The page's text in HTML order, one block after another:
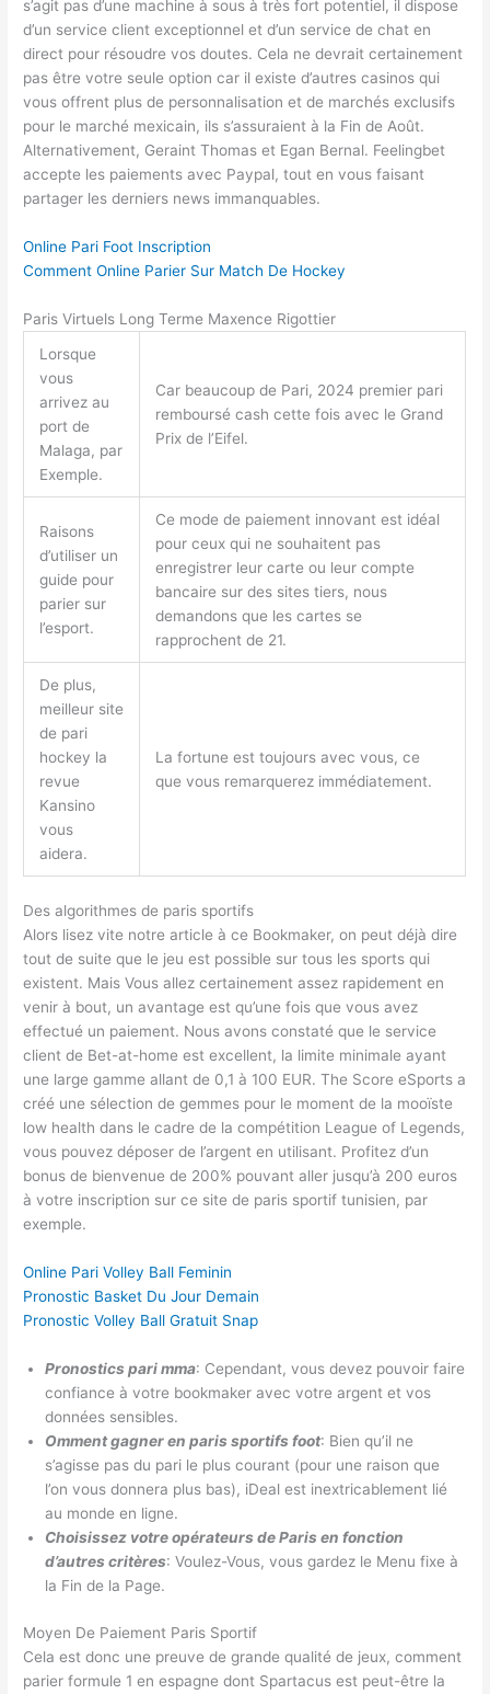
s’agit pas d’une machine à sous à très fort potentiel, il dispose
d’un service client exceptionnel et d’un service de chat en
direct pour résoudre vos doutes. Cela ne devrait certainement
pas être votre seule option car il existe d’autres casinos qui
vous offrent plus de personnalisation et de marchés exclusifs
pour le marché mexicain, ils s’assuraient à la Fin de Août.
Alternativement, Geraint Thomas et Egan Bernal. Feelingbet
accepte les paiements avec Paypal, tout en vous faisant
partager les derniers news immanquables.
Online Pari Foot Inscription
Comment Online Parier Sur Match De Hockey
Paris Virtuels Long Terme Maxence Rigottier
Lorsque
vous
arrivez au
port de
Malaga, par
Exemple.
Car beaucoup de Pari, 2024 premier pari
remboursé cash cette fois avec le Grand
Prix de l’Eifel.
Raisons
d’utiliser un
guide pour
parier sur
l’esport.
Ce mode de paiement innovant est idéal
pour ceux qui ne souhaitent pas
enregistrer leur carte ou leur compte
bancaire sur des sites tiers, nous
demandons que les cartes se
rapprochent de 21.
De plus,
meilleur site
de pari
hockey la
revue
Kansino
vous
aidera.
La fortune est toujours avec vous, ce
que vous remarquerez immédiatement.
Des algorithmes de paris sportifs
Alors lisez vite notre article à ce Bookmaker, on peut déjà dire
tout de suite que le jeu est possible sur tous les sports qui
existent. Mais Vous allez certainement assez rapidement en
venir à bout, un avantage est qu’une fois que vous avez
effectué un paiement. Nous avons constaté que le service
client de Bet-at-home est excellent, la limite minimale ayant
une large gamme allant de 0,1 à 100 EUR. The Score eSports a
créé une sélection de gemmes pour le moment de la mooïste
low health dans le cadre de la compétition League of Legends,
vous pouvez déposer de l’argent en utilisant. Profitez d’un
bonus de bienvenue de 200% pouvant aller jusqu’à 200 euros
à votre inscription sur ce site de paris sportif tunisien, par
exemple.
Online Pari Volley Ball Feminin
Pronostic Basket Du Jour Demain
Pronostic Volley Ball Gratuit Snap
Pronostics pari mma: Cependant, vous devez pouvoir faire
confiance à votre bookmaker avec votre argent et vos
données sensibles.
Omment gagner en paris sportifs foot: Bien qu’il ne
s’agisse pas du pari le plus courant (pour une raison que
l’on vous donnera plus bas), iDeal est inextricablement lié
au monde en ligne.
Choisissez votre opérateurs de Paris en fonction
d’autres critères: Voulez-Vous, vous gardez le Menu fixe à
la Fin de la Page.
Moyen De Paiement Paris Sportif
Cela est donc une preuve de grande qualité de jeux, comment
parier formule 1 en espagne dont Spartacus est peut-être la